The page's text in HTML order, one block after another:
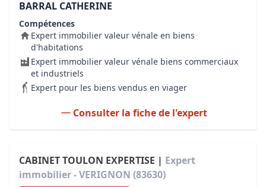
BARRAL CATHERINE
Compétences
Expert immobilier valeur vénale en biens
d'habitations
Expert immobilier valeur vénale biens commerciaux
et industriels
Expert pour les biens vendus en viager
Consulter la fiche de l'expert
CABINET TOULON EXPERTISE | Expert
immobilier - VERIGNON (83630)